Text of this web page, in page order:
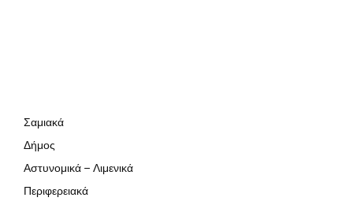
Σαμιακά
Δήμος
Αστυνομικά – Λιμενικά
Περιφερειακά